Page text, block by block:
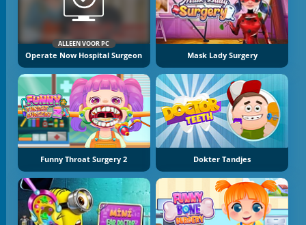
ALLEEN VOOR PC
Operate Now Hospital Surgeon Mask Lady Surgery
Funny Throat Surgery 2 Dokter Tandjes